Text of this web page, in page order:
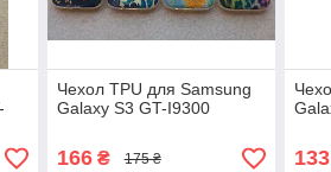
Чехол TPU для Samsung
Galaxy S3 GT-I9300
166₴ 175 ₴ 133